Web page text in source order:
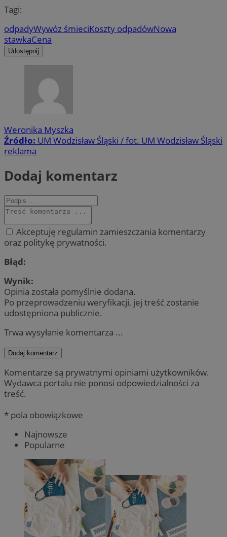
Tagi:
odpadyWywóz śmieciKoszty odpadówNowa
stawkaCena
Udostępnij
Weronika Myszka
Źródło: UM Wodzisław Śląski / fot. UM Wodzisław Śląski
reklama
Dodaj komentarz
Akceptuję regulamin zamieszczania komentarzy
oraz politykę prywatności.
Błąd:
Wynik:
Opinia została pomyślnie dodana.
Po przeprowadzeniu weryfikacji, jej treść zostanie
udostępniona publicznie.
Trwa wysyłanie komentarza ...
Dodaj komentarz
Komentarze są prywatnymi opiniami użytkowników.
Wydawca portalu nie ponosi odpowiedzialności za
treść.
* pola obowiązkowe
Najnowsze
Popularne